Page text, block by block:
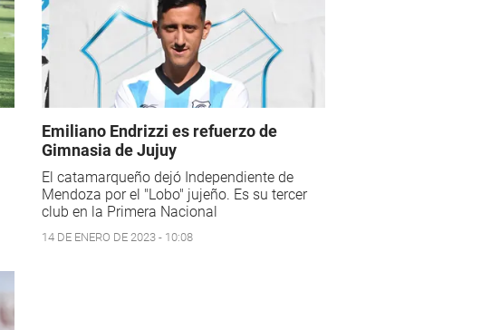
Emiliano Endrizzi es refuerzo de
Gimnasia de Jujuy
El catamarqueño dejó Independiente de
Mendoza por el "Lobo" jujeño. Es su tercer
club en la Primera Nacional
14 DE ENERO DE 2023 - 10:08